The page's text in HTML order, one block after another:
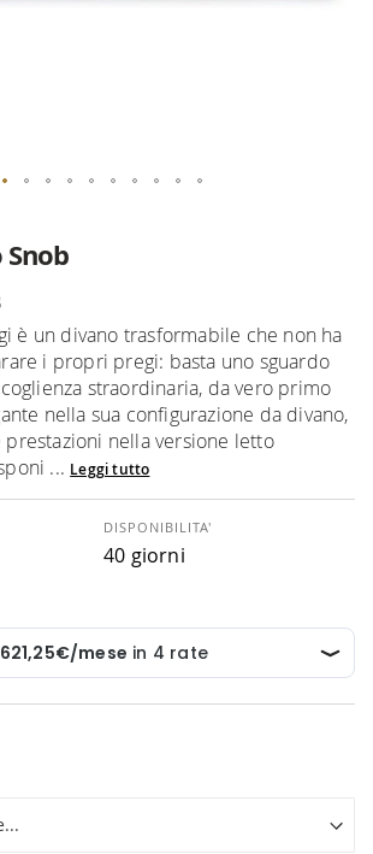
è un divano trasformabile che non ha
i propri pregi: basta uno sguardo
straordinaria, da vero primo
nella sua configurazione da divano,
nella versione letto
... Leggi tutto
DISPONIBILITA'
40 giorni